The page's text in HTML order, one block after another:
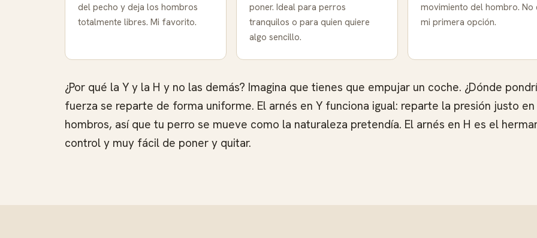
del pecho y deja los hombros
totalmente libres. Mi favorito.
poner. Ideal para perros
tranquilos o para quien quiere
algo sencillo.
movimiento del hombro. No
mi primera opción.
¿Por qué la Y y la H y no las demás? Imagina que tienes que empujar un coche. ¿Dónde
fuerza se reparte de forma uniforme. El arnés en Y funciona igual: reparte la presión justo
hombros, así que tu perro se mueve como la naturaleza pretendía. El arnés en H es el
control y muy fácil de poner y quitar.